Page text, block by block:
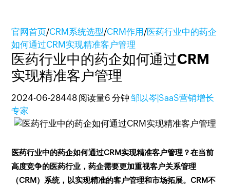
官网首页/CRM系统选型/CRM作用/医药行业中的药企
如何通过CRM实现精准客户管理
医药行业中的药企如何通过CRM
实现精准客户管理
2024-06-28448 阅读量6 分钟 邹以岑|SaaS营销增长
专家
医药行业中的药企如何通过CRM实现精准客户管理？在当前
高度竞争的医药行业，药企需要更加重视客户关系管理
（CRM）系统，以实现精准的客户管理和市场拓展。CRM不